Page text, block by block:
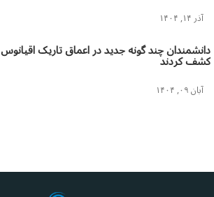
آذر ۱۴, ۱۴۰۴
دانشمندان چند گونه جدید در اعماق تاریک اقیانوس
کشف کردند
آبان ۰۹, ۱۴۰۴